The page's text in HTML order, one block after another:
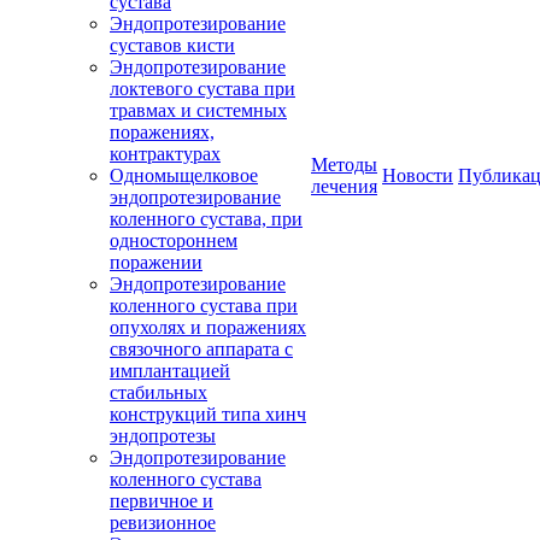
Эндопротезирование
суставов кисти
Эндопротезирование
локтевого сустава при
травмах и системных
поражениях,
контрактурах
Одномыщелковое
эндопротезирование
коленного сустава, при
одностороннем
поражении
Эндопротезирование
коленного сустава при
опухолях и поражениях
связочного аппарата с
имплантацией
стабильных
конструкций типа хинч
эндопротезы
Эндопротезирование
коленного сустава
первичное и
ревизионное
Методы
лечения
Новости